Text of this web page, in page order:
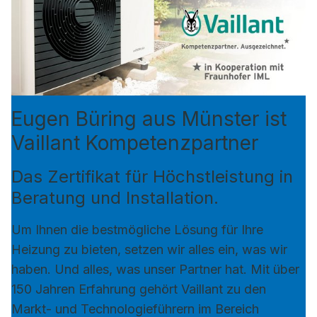
Eugen Büring aus Münster ist
Vaillant Kompetenzpartner
Das Zertifikat für Höchstleistung in
Beratung und Installation.
Um Ihnen die bestmögliche Lösung für Ihre
Heizung zu bieten, setzen wir alles ein, was wir
haben. Und alles, was unser Partner hat. Mit über
150 Jahren Erfahrung gehört Vaillant zu den
Markt- und Technologieführern im Bereich